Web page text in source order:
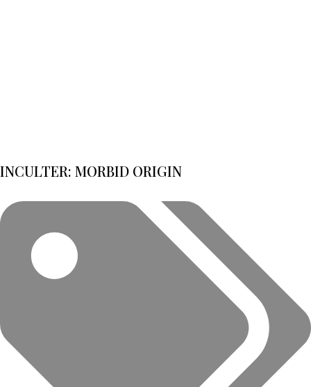
INCULTER: MORBID ORIGIN